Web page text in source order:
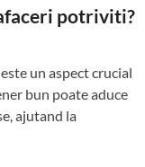
potriviti?
un aspect crucial
bun poate aduce
ajutand la